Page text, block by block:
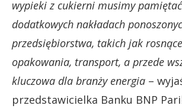
wypieki z cukierni musimy
dodatkowych nakładach
przedsiębiorstwa, takich jak
opakowania, transport, a przede
kluczowa dla branży energia –
przedstawicielka Banku BNP